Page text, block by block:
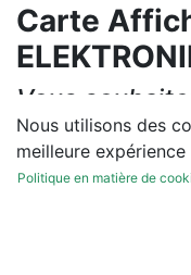
Carte
Vous
réparation ou
diagnostic
Nous utilisons des
meilleure
Politique en matière de